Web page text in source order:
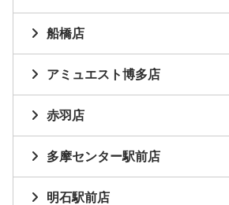
船橋店
アミュエスト博多店
赤羽店
多摩センター駅前店
明石駅前店